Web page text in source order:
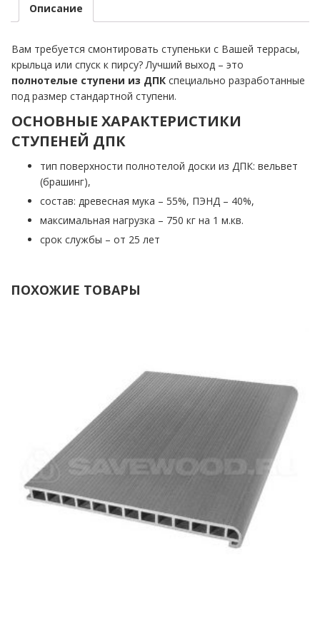
Описание
Вам требуется смонтировать ступеньки с Вашей террасы,
крыльца или спуск к пирсу? Лучший выход – это
полнотелые ступени из ДПК специально разработанные
под размер стандартной ступени.
ОСНОВНЫЕ ХАРАКТЕРИСТИКИ
СТУПЕНЕЙ ДПК
тип поверхности полнотелой доски из ДПК: вельвет
(брашинг),
состав: древесная мука – 55%, ПЭНД – 40%,
максимальная нагрузка – 750 кг на 1 м.кв.
срок службы – от 25 лет
ПОХОЖИЕ ТОВАРЫ